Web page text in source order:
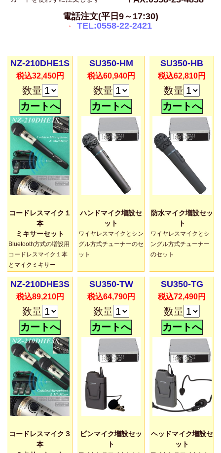
電話注文(平日9～17:30)
TEL:0558-22-2421
NZ-210DHE1S
税込32,450円
数量
コードレスマイク１
本
ミキサーセット
Bluetooth方式の増設用
コードレスマイク１本
とマイクミキサー
SU350-HM
税込60,940円
数量
ハンドマイク増設セ
ット
ワイヤレスマイクとシン
グル方式チューナーのセ
ット
SU350-HB
税込62,810円
数量
防水マイク増設セッ
ト
ワイヤレスマイクとシ
ングル方式チューナー
のセット
NZ-210DHE3S
税込89,210円
数量
コードレスマイク３
本
SU350-TW
税込64,790円
数量
ピンマイク増設セッ
ト
SU350-TG
税込72,490円
数量
ヘッドマイク増設セ
ット